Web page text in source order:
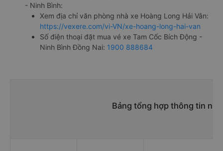
- Ninh Bình:
Xem địa chỉ văn phòng nhà xe Hoàng Long Hải Vân:
https://vexere.com/vi-VN/xe-hoang-long-hai-van
Số điện thoại đặt mua vé xe Tam Cốc Bích Động -
Ninh Bình Đồng Nai: 1900 888684
Bảng tổng hợp thông tin